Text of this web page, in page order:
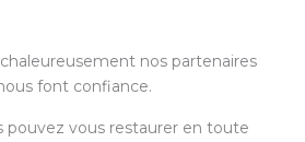
nos partenaires
font confiance.
pouvez vous restaurer en toute